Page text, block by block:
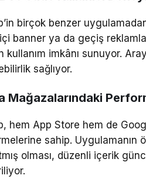
birçok benzer
banner ya da geçiş
kullanım imkânı sunuyor.
sağlıyor.
Mağazalarındaki
hem App Store hem de
sahip. Uygulamanın
olması, düzenli içerik